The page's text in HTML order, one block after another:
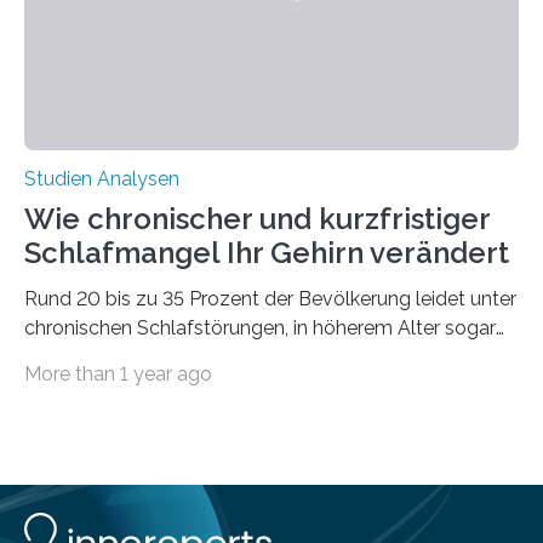
Studien Analysen
Wie chronischer und kurzfristiger
Schlafmangel Ihr Gehirn verändert
Rund 20 bis zu 35 Prozent der Bevölkerung leidet unter
chronischen Schlafstörungen, in höherem Alter sogar
Erwachsene kennt zudem ein kurzfristiges Schlafdefizit:
Forscher:innen konnten in einer aktuellen Metastudie
zeigen, dass sich die jeweils beteiligten Gehirnregionen
More than 1 year ago